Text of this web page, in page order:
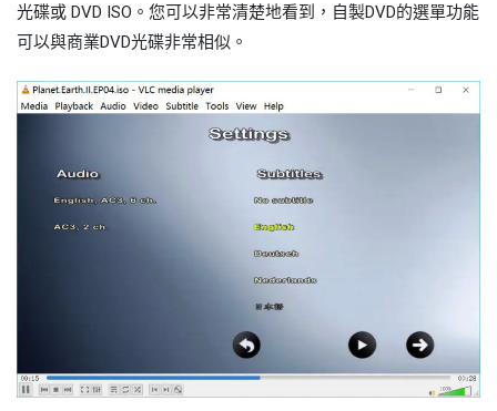
光碟或 DVD ISO。您可以非常清楚地看到，自製DVD的選單功能
可以與商業DVD光碟非常相似。